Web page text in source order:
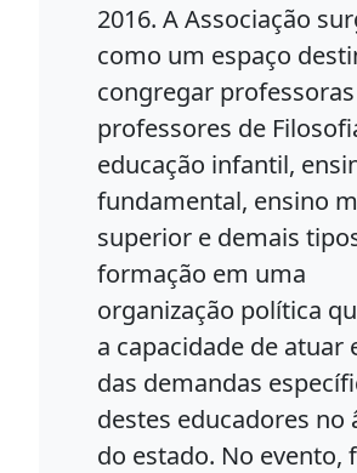
2016. A Associação
como um espaço
congregar
professores de
educação infantil,
fundamental, ensino
superior e demais
formação em uma
organização política
a capacidade de atuar
das demandas
destes educadores no
do estado. No evento,